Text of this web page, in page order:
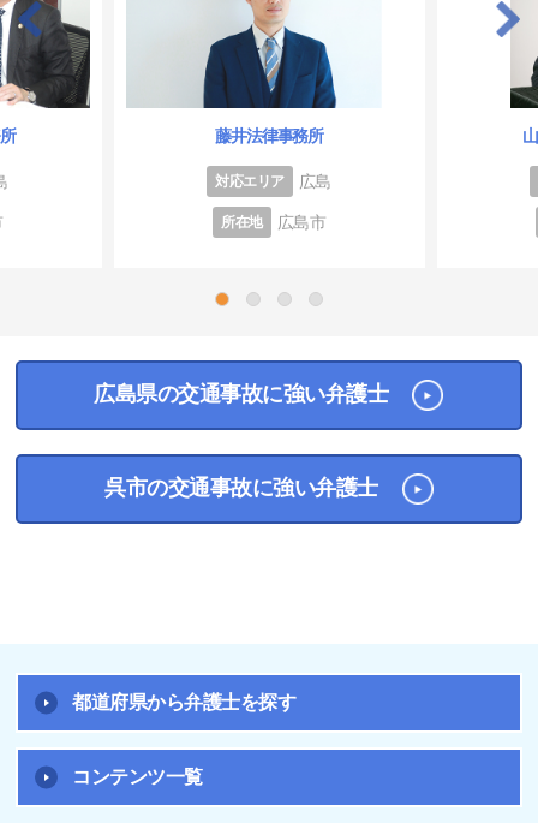
藤井法律事務所
対応エリア 広島
所在地 広島市
広島県の交通事故に強い弁護士
呉市の交通事故に強い弁護士
都道府県から弁護士を探す
コンテンツ一覧